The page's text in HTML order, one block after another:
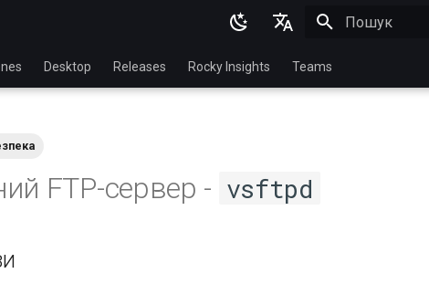
English
Español
Desktop Releases Rocky Insights Teams
FTP-сервер - vsftpd